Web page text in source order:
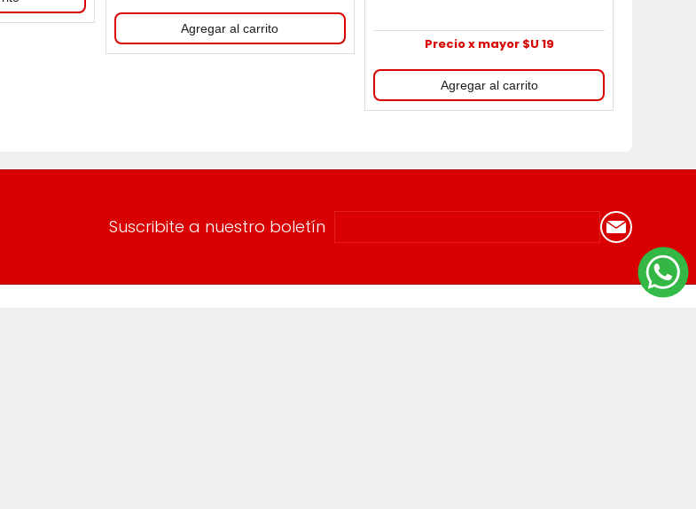
Precio x mayor $U 19
Suscribite a nuestro boletín